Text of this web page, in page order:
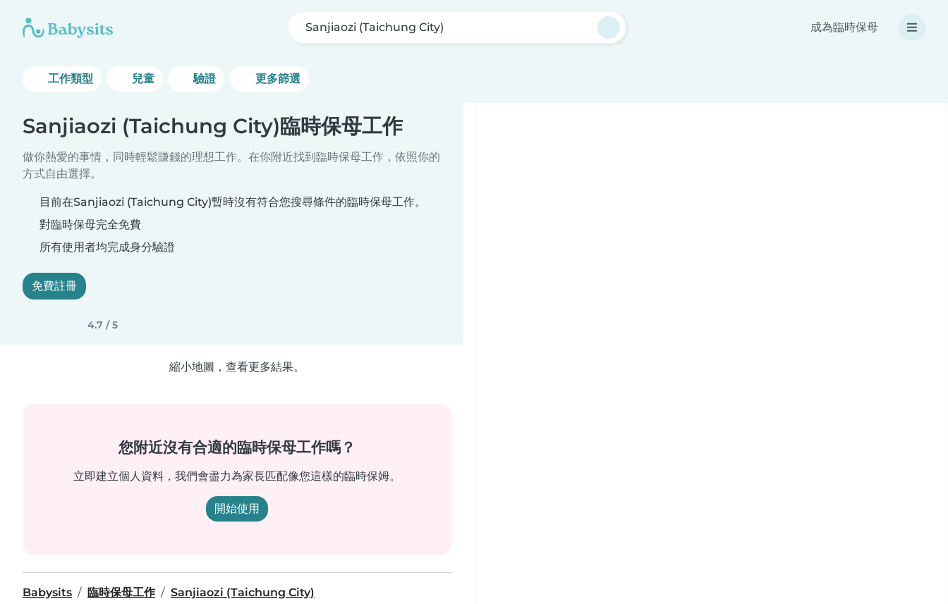
Sanjiaozi (Taichung City) 成為臨時保母
工作類型 兒童 驗證 更多篩選
Sanjiaozi (Taichung City)臨時保母工作
做你熱愛的事情，同時輕鬆賺錢的理想工作。在你附近找到臨時保母工作，依照你的
方式自由選擇。
目前在Sanjiaozi (Taichung City)暫時沒有符合您搜尋條件的臨時保母工作。
對臨時保母完全免費
所有使用者均完成身分驗證
免費註冊
4.7 / 5
縮小地圖，查看更多結果。
您附近沒有合適的臨時保母工作嗎？
立即建立個人資料，我們會盡力為家長匹配像您這樣的臨時保姆。
開始使用
Babysits 臨時保母工作 Sanjiaozi (Taichung City)